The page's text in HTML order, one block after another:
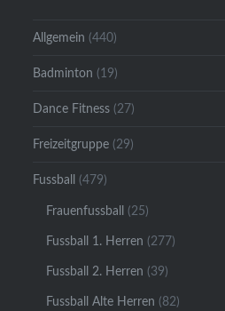
Allgemein (440)
Badminton (19)
Dance Fitness (27)
Freizeitgruppe (29)
Fussball (479)
Frauenfussball (25)
Fussball 1. Herren (277)
Fussball 2. Herren (39)
Fussball Alte Herren (82)